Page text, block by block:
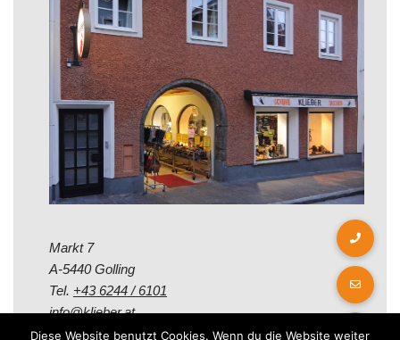
Markt 7
A-5440 Golling
Tel. +43 6244 / 6101
info@klieber.at
Diese Website benutzt Cookies. Wenn du die Website weiter